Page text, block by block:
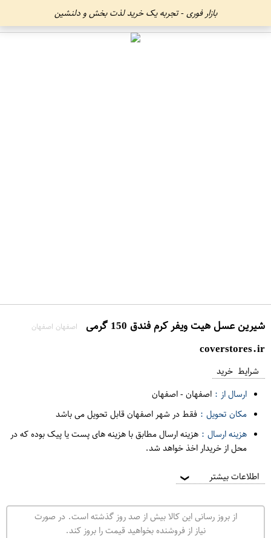
بازار فوری - تجربه یک خرید لذت بخش و دلنشین
شیرین عسل هیت ویفر کرم فندق 150 گرمی اصفهان اصفهان
coverstores.ir
شرایط خرید
ارسال از : اصفهان-اصفهان
مکان تحویل : فقط در شهر اصفهان قابل تحویل می باشد
هزینه ارسال : هزینه ارسال مطابق با هزینه های پست یا پیک بوده که در
محل از خریدار اخذ خواهد شد.
اطلاعات بیشتر ❯
از بروز رسانی این کالا بیش از صد روز گذشته است. در صورت
نیاز از فروشنده بخواهید قیمت را بروز کند.